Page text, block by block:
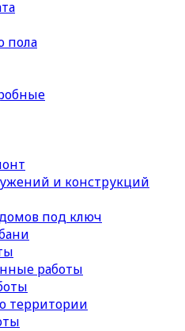
пола
и конструкций
под ключ
работы
территории